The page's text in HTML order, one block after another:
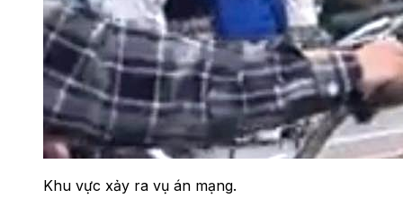
Khu vực xảy ra vụ án mạng.